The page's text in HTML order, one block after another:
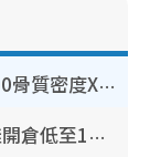
港大推賽馬會強化骨骼計劃！$100骨質密度X光檢查 完成免費運動訓練送超市禮券！附參加資格
開倉優惠 | 尖沙咀海港城名牌波鞋開倉低至1折！On鞋$899起／Joy&Peace鞋履$98起